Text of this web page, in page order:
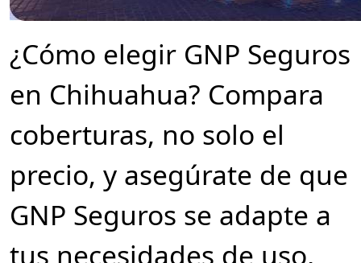
¿Cómo elegir GNP Seguros
en Chihuahua? Compara
coberturas, no solo el
precio, y asegúrate de que
GNP Seguros se adapte a
tus necesidades de uso,